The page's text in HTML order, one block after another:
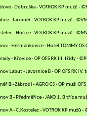
- Dobruška - VOTROK KP mužů -
- Jaroměř - VOTROK KP mužů -
- Hořice - VOTROK KP mužů -
- Heřmánkovice - Hotel TOMMY OS
- Křovice - OP OFS RK III. třídy -
Labuť - Javornice B - OP OFS RK IV.
B - Zábrodí - AGRO CS - OP muži
B - Předměřice - JAKO 1. B třída
A - Č.Kostelec - VOTROK KP mužů -